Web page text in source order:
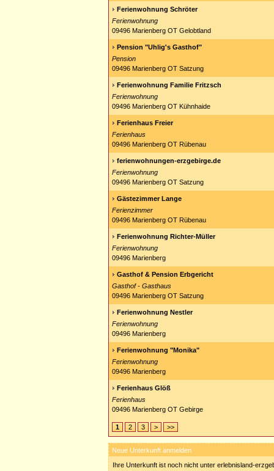
Ferienwohnung Schröter
Ferienwohnung
09496 Marienberg OT Gelobtland
Pension "Uhlig's Gasthof"
Pension
09496 Marienberg OT Satzung
Ferienwohnung Familie Fritzsch
Ferienwohnung
09496 Marienberg OT Kühnhaide
Ferienhaus Freier
Ferienhaus
09496 Marienberg OT Rübenau
ferienwohnungen-erzgebirge.de
Ferienwohnung
09496 Marienberg OT Satzung
Gästezimmer Lange
Ferienzimmer
09496 Marienberg OT Rübenau
Ferienwohnung Richter-Müller
Ferienwohnung
09496 Marienberg
Gasthof & Pension Erbgericht
Gasthof - Gasthaus
09496 Marienberg OT Satzung
Ferienwohnung Nestler
Ferienwohnung
09496 Marienberg
Ferienwohnung "Monika"
Ferienwohnung
09496 Marienberg
Ferienhaus Glöß
Ferienhaus
09496 Marienberg OT Gebirge
1 2 3 > >>
Neue Unterkunft anmelden
Ihre Unterkunft ist noch nicht unter erlebnisland-